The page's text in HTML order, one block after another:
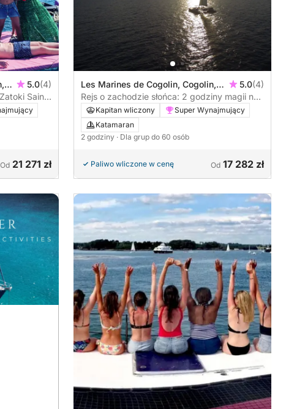
5.0(4)
Saint-
Od 21 271 zł
Les Marines de Cogolin, Cogolin,
Francja
5.0(4)
Rejs o zachodzie słońca: 2 godziny magii na
katamaranie
Kapitan wliczony
Super Wynajmujący
Katamaran
2 godziny · Dla grup do 60 osób
Paliwo wliczone w cenę Od 17 282 zł